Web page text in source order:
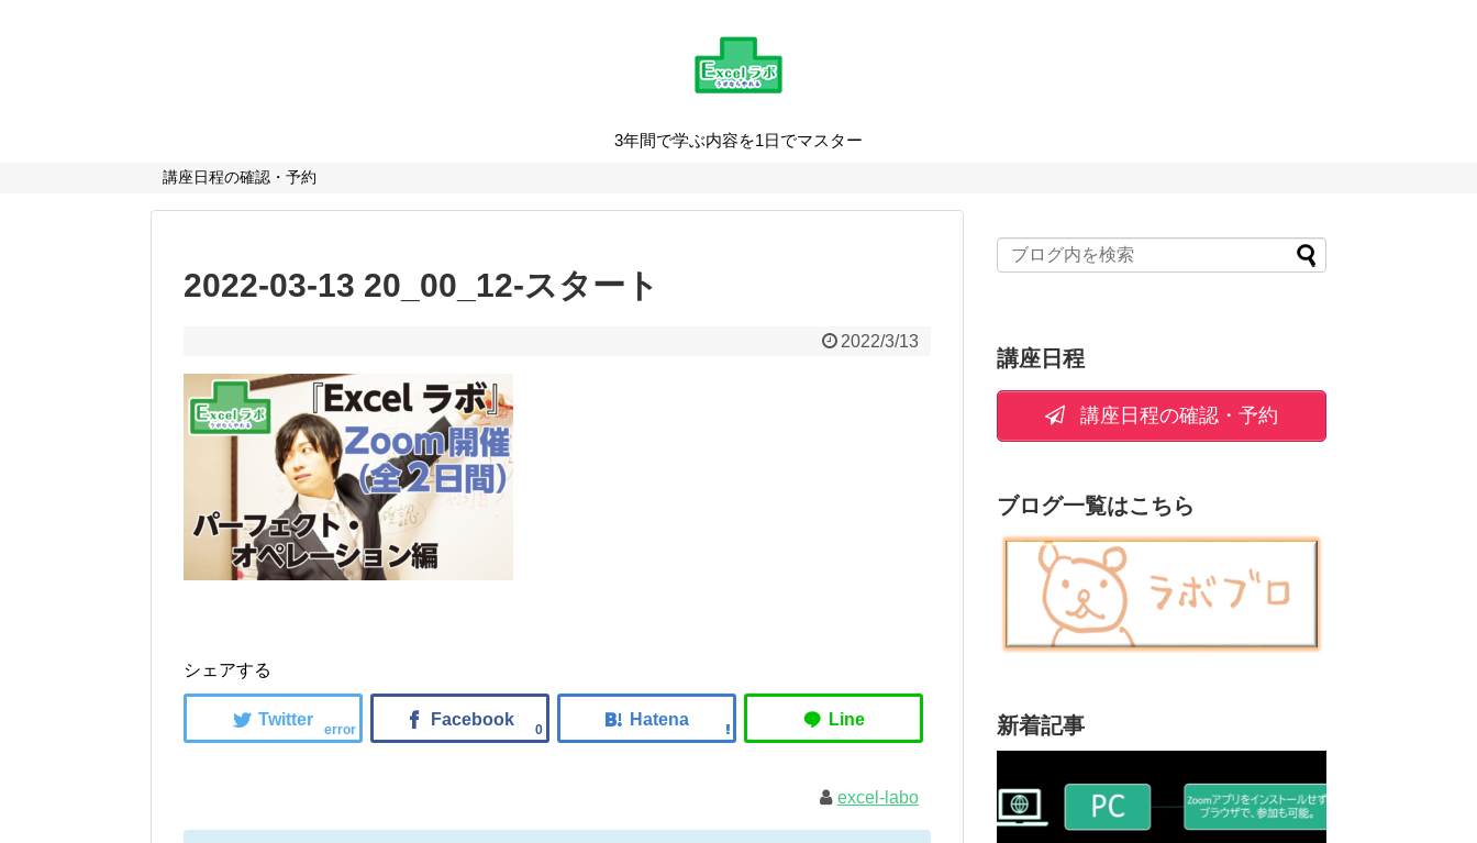
3年間で学ぶ内容を1日でマスター
講座日程の確認・予約
2022-03-13 20_00_12-スタート
2022/3/13
シェアする
error 0
excel-labo
講座日程
講座日程の確認・予約
ブログ一覧はこちら
新着記事